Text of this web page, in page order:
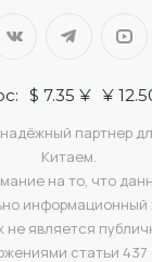
$ 7.35 ¥ ¥
надёжный партнер
Китаем.
на то, что
информационный
не является
статьи